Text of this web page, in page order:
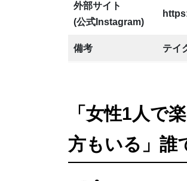
外部サイト
(公式Instagram)
備考 テイ
「女性1人で
方もいる」誰